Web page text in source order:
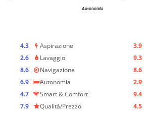
4.3
2.6
8.6
6.9
4.7
7.9
Aspirazione
3.9
Lavaggio
9.3
Navigazione
8.6
Autonomia
2.9
Smart & Comfort
9.4
Qualità/Prezzo
4.5